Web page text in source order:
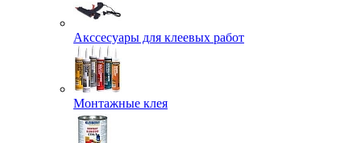
Акссесуары для клеевых работ
Монтажные клея